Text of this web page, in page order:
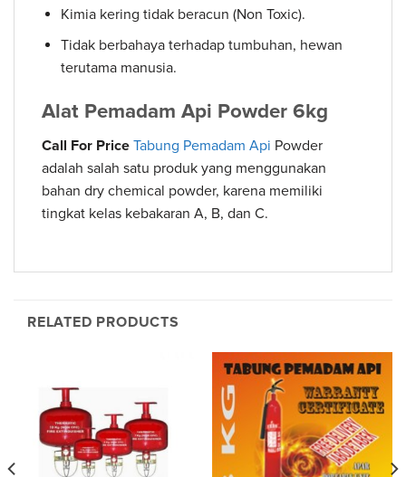
Kimia kering tidak beracun (Non Toxic).
Tidak berbahaya terhadap tumbuhan, hewan
terutama manusia.
Alat Pemadam Api Powder 6kg
Call For Price Tabung Pemadam Api Powder
adalah salah satu produk yang menggunakan
bahan dry chemical powder, karena memiliki
tingkat kelas kebakaran A, B, dan C.
RELATED PRODUCTS